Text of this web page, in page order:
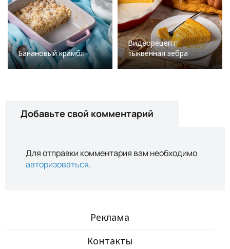
Банановый крамбл
Видеорецепт:
тыквенная зебра
Добавьте свой комментарий
Для отправки комментария вам необходимо
авторизоваться.
Реклама
Контакты